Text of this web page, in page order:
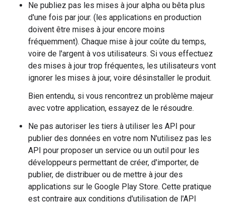
Ne publiez pas les mises à jour alpha ou bêta plus
d'une fois par jour. (les applications en production
doivent être mises à jour encore moins
fréquemment). Chaque mise à jour coûte du temps,
voire de l'argent à vos utilisateurs. Si vous effectuez
des mises à jour trop fréquentes, les utilisateurs vont
ignorer les mises à jour, voire désinstaller le produit.
Bien entendu, si vous rencontrez un problème majeur
avec votre application, essayez de le résoudre.
Ne pas autoriser les tiers à utiliser les API pour
publier des données en votre nom N'utilisez pas les
API pour proposer un service ou un outil pour les
développeurs permettant de créer, d'importer, de
publier, de distribuer ou de mettre à jour des
applications sur le Google Play Store. Cette pratique
est contraire aux conditions d'utilisation de l'API